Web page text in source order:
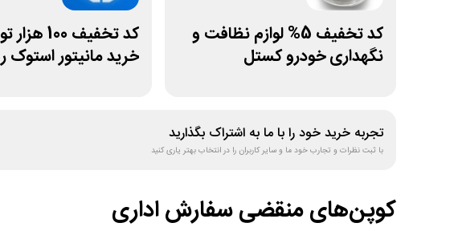
کد تخفیف 5% لوازم نظافت و
نگهداری خودرو کستل
کد تخفیف 100
خرید مانیتور استوک
تجربه خرید خود را با ما به اشتراک بگذارید
با ثبت نظرات و تجارب خود ما و سایر کاربران را در انتخاب بهتر یاری کنید
کوپن‌های منقضیسفارش اداری